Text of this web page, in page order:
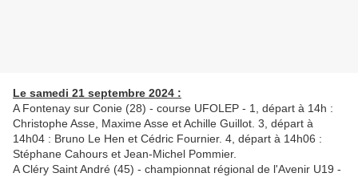
Le samedi 21 septembre 2024 :
A Fontenay sur Conie (28) - course UFOLEP - 1, départ à 14h :
Christophe Asse, Maxime Asse et Achille Guillot. 3, départ à
14h04 : Bruno Le Hen et Cédric Fournier. 4, départ à 14h06 :
Stéphane Cahours et Jean-Michel Pommier.
A Cléry Saint André (45) - championnat régional de l'Avenir U19 -